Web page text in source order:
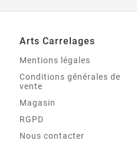
Arts Carrelages
Mentions légales
Conditions générales de
vente
Magasin
RGPD
Nous contacter